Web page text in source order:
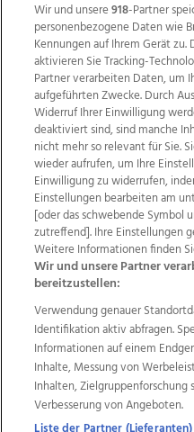
Wir über uns
Datenschutz
AGB Website
Weitere Angebote
TV1 di-mog-i.at
Life Radio
OÖN Karriere
OÖN
Regionaljobs
Wir und unsere918-Partner
personenbezogene Daten wie
Kennungen auf Ihrem Gerät
aktivieren Sie Tracking-
Partner verarbeiten Daten, um
aufgeführten Zwecke. Durch
Widerruf Ihrer Einwilligung
deaktiviert sind, sind manche
nicht mehr so relevant für Sie.
wieder aufrufen, um Ihre
Einwilligung zu widerrufen,
Einstellungen bearbeiten am
[oder das schwebende Symbol
zutreffend]. Ihre Einstellungen
Weitere Informationen finden
Wir und unsere Partner
bereitzustellen:
Verwendung genauer
Identifikation aktiv abfragen.
Informationen auf einem
Inhalte, Messung von
Inhalten,
Verbesserung von Angeboten.